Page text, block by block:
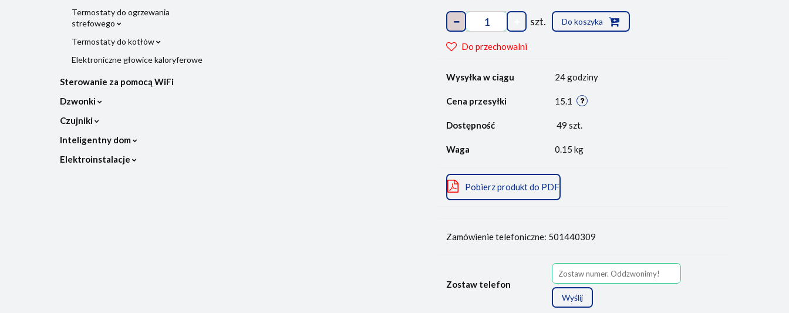
Termostaty do ogrzewania
strefowego
Termostaty do kotłów
Elektroniczne głowice kaloryferowe
Sterowanie za pomocą WiFi
Dzwonki
Czujniki
Inteligentny dom
Elektroinstalacje
szt. Do koszyka
Do przechowalni
Wysyłka w ciągu 24 godziny
Cena przesyłki 15.1
Dostępność 49 szt.
Waga 0.15 kg
Pobierz produkt do PDF
Zamówienie telefoniczne: 501440309
Zostaw telefon
Wyślij